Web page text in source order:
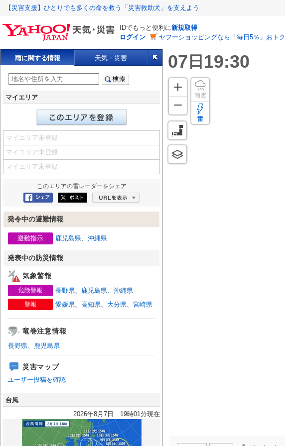
【災害支援】ひとりでも多くの命を救う「災害救助犬」を支えよう
IDでもっと便利に新規取得
ログイン
ヤフーショッピングなら「毎日5％」おトク
雨に関する情報 天気・災害
マイエリア
マイエリア未登録
マイエリア未登録
マイエリア未登録
このエリアの雷レーダーをシェア
Facebookにシェア
ポスト
発令中の避難情報
避難指示 鹿児島県、 沖縄県
発表中の防災情報
気象警報
危険警報 長野県、 鹿児島県、 沖縄県
警報 愛媛県、 高知県、 大分県、 宮崎県
竜巻注意情報
長野県、 鹿児島県
災害マップ
ユーザー投稿を確認
台風
2026年8月7日 19時01分現在
雨雲
雷
07 日 19:30